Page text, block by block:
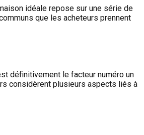
idéale repose sur une série de
que les acheteurs prennent
définitivement le facteur numéro un
considèrent plusieurs aspects liés à